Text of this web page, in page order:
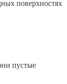
поверхностях
пустые